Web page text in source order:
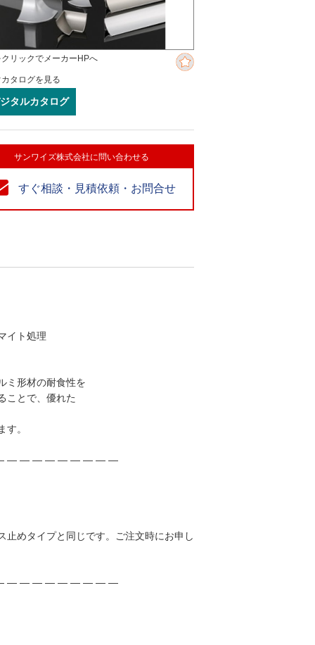
リックでメーカーHPへ
タログを見る
タルカタログ
サンワイズ株式会社に問い合わせる
すぐ相談・見積依頼・お問合せ
イト処理
ミ形材の耐食性を
ことで、優れた
。
― ― ― ― ― ― ― ― ―
めタイプと同じです。ご注文時にお申し
― ― ― ― ― ― ― ― ―